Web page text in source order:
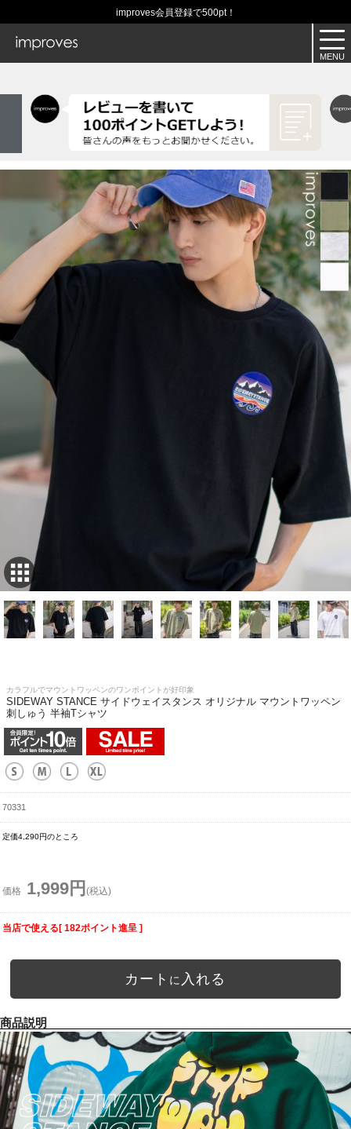
improves会員登録で500pt！
カラフルでマウントワッペンのワンポイントが好印象
SIDEWAY STANCE サイドウェイスタンス オリジナル マウントワッペン
刺しゅう 半袖Tシャツ
70331
定価4,290円のところ
価格 1,999円 (税込)
当店で使える[ 182ポイント進呈 ]
カート に 入れる
商品説明